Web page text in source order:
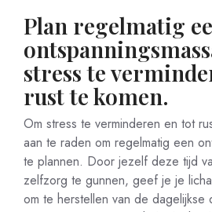
Plan regelmatig
stress te
rust te komen.
Om stress te verminderen en tot
aan te raden om regelmatig een
te plannen. Door jezelf deze tijd
zelfzorg te gunnen, geef je je
om te herstellen van de dagelijkse